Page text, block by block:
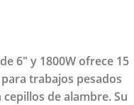
6″ y 1800W ofrece 15
trabajos pesados
de alambre. Su